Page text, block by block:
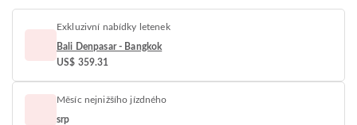
Exkluzivní nabídky letenek
Bali Denpasar - Bangkok
US$ 359.31
Měsíc nejnižšího jízdného
srp